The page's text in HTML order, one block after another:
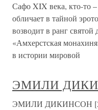
Сафо XIX века, кто-то
обличает в тайной
возводит в ранг
«Амхерстская
в истории мировой
ЭМИЛИ
ЭМИЛИ ДИКИНСОН